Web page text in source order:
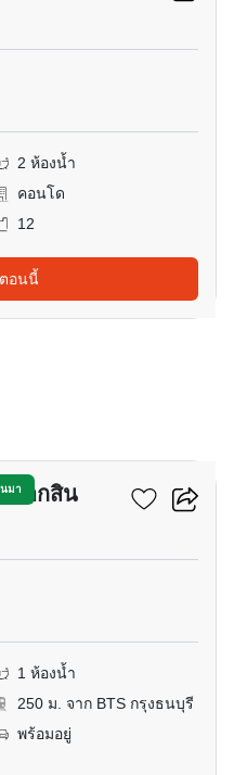
2 ห้องน้ำ
คอนโด
12
อนนี้
มาตากสิน
1 ห้องน้ำ
250 ม. จาก BTS กรุงธนบุรี
พร้อมอยู่